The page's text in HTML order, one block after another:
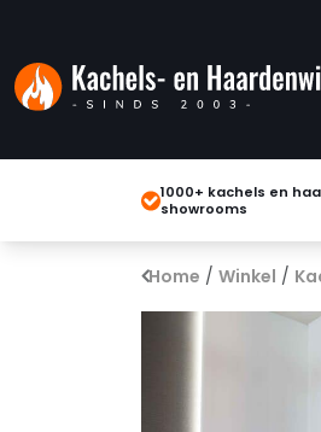
1000+ kachels en
showrooms
Home / Winkel /